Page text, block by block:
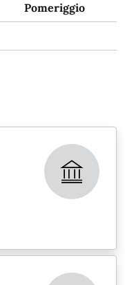
Pomeriggio